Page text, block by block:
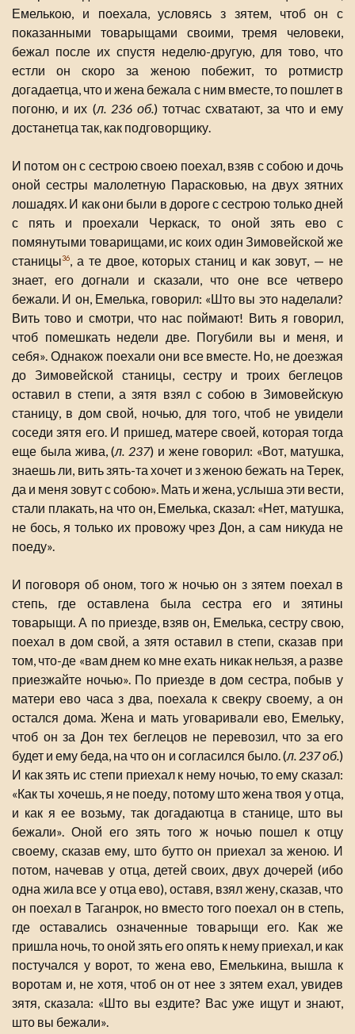
Емелькою, и поехала, условясь з зятем, чтоб он с
показанными товарыщами своими, тремя человеки,
бежал после их спустя неделю-другую, для тово, что
естли он скоро за женою побежит, то ротмистр
догадаетца, что и жена бежала с ним вместе, то пошлет в
погоню, и их (л. 236 об.) тотчас схватают, за что и ему
достанетца так, как подговорщику.
И потом он с сестрою своею поехал, взяв с собою и дочь
оной сестры малолетную Парасковью, на двух зятних
лошадях. И как они были в дороге с сестрою только дней
с пять и проехали Черкаск, то оной зять ево с
помянутыми товарищами, ис коих один Зимовейской же
станицы36, а те двое, которых станиц и как зовут, — не
знает, его догнали и сказали, что оне все четверо
бежали. И он, Емелька, говорил: «Што вы это наделали?
Вить тово и смотри, что нас поймают! Вить я говорил,
чтоб помешкать недели две. Погубили вы и меня, и
себя». Однакож поехали они все вместе. Но, не доезжая
до Зимовейской станицы, сестру и троих беглецов
оставил в степи, а зятя взял с собою в Зимовейскую
станицу, в дом свой, ночью, для того, чтоб не увидели
соседи зятя его. И пришед, матере своей, которая тогда
еще была жива, (л. 237) и жене говорил: «Вот, матушка,
знаешь ли, вить зять-та хочет и з женою бежать на Терек,
да и меня зовут с собою». Мать и жена, услыша эти вести,
стали плакать, на что он, Емелька, сказал: «Нет, матушка,
не бось, я только их провожу чрез Дон, а сам никуда не
поеду».
И поговоря об оном, того ж ночью он з зятем поехал в
степь, где оставлена была сестра его и зятины
товарыщи. А по приезде, взяв он, Емелька, сестру свою,
поехал в дом свой, а зятя оставил в степи, сказав при
том, что-де «вам днем ко мне ехать никак нельзя, а разве
приезжайте ночью». По приезде в дом сестра, побыв у
матери ево часа з два, поехала к свекру своему, а он
остался дома. Жена и мать уговаривали ево, Емельку,
чтоб он за Дон тех беглецов не перевозил, что за его
будет и ему беда, на что он и согласился было. (л. 237 об.)
И как зять ис степи приехал к нему ночью, то ему сказал:
«Как ты хочешь, я не поеду, потому што жена твоя у отца,
и как я ее возьму, так догадаютца в станице, што вы
бежали». Оной его зять того ж ночью пошел к отцу
своему, сказав ему, што бутто он приехал за женою. И
потом, начевав у отца, детей своих, двух дочерей (ибо
одна жила все у отца ево), оставя, взял жену, сказав, что
он поехал в Таганрок, но вместо того поехал он в степь,
где оставались означенные товарыщи его. Как же
пришла ночь, то оной зять его опять к нему приехал, и как
постучался у ворот, то жена ево, Емелькина, вышла к
воротам и, не хотя, чтоб он от нее з зятем ехал, увидев
зятя, сказала: «Што вы ездите? Вас уже ищут и знают,
што вы бежали».